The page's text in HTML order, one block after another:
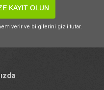
KAYIT OLUN
verir ve bilgilerini gizli tutar.